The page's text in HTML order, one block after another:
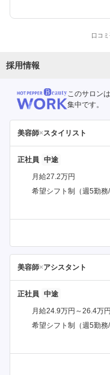
口コミ
採用情報
このサロン
集中です。
美容師×スタイリスト
正社員
月給27.2万円
希望シフト制（週5勤務
美容師×アシスタント
正社員
月給24.9万円～26.4万円
希望シフト制（週5勤務